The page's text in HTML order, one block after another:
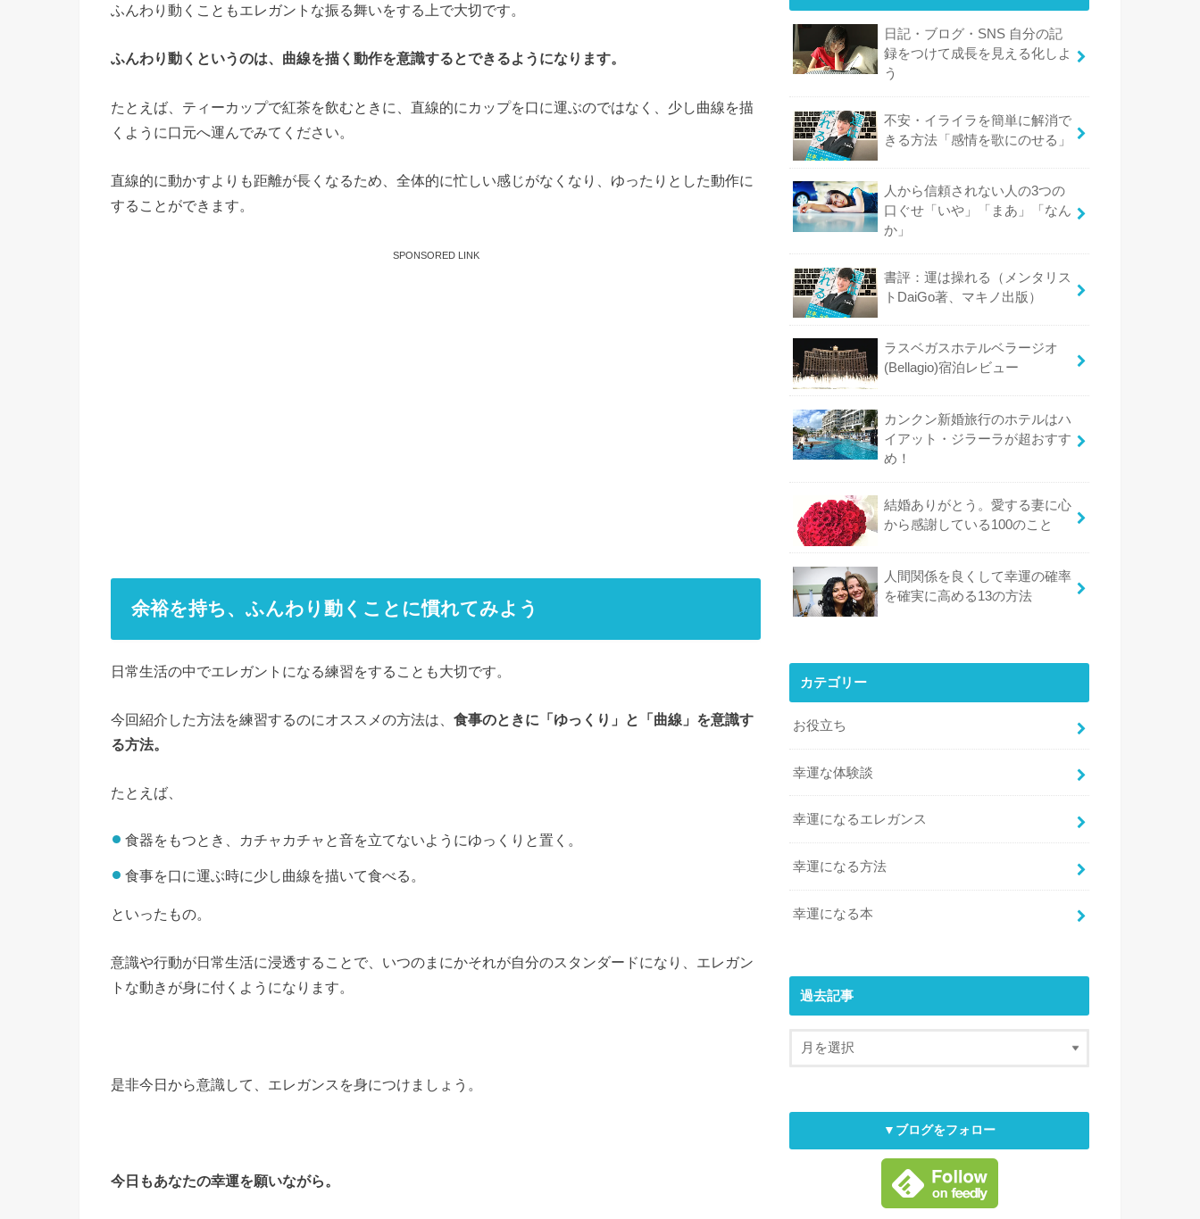
ふんわり動くこともエレガントな振る舞いをする上で大切です。
ふんわり動くというのは、曲線を描く動作を意識するとできるようになります。
たとえば、ティーカップで紅茶を飲むときに、直線的にカップを口に運ぶのではなく、少し曲線を描
くように口元へ運んでみてください。
直線的に動かすよりも距離が長くなるため、全体的に忙しい感じがなくなり、ゆったりとした動作に
することができます。
SPONSORED LINK
余裕を持ち、ふんわり動くことに慣れてみよう
日常生活の中でエレガントになる練習をすることも大切です。
今回紹介した方法を練習するのにオススメの方法は、 食事のときに「ゆっくり」と「曲線」を意識す
る方法。
たとえば、
食器をもつとき、カチャカチャと音を立てないようにゆっくりと置く。
食事を口に運ぶ時に少し曲線を描いて食べる。
といったもの。
意識や行動が日常生活に浸透することで、いつのまにかそれが自分のスタンダードになり、エレガン
トな動きが身に付くようになります。
是非今日から意識して、エレガンスを身につけましょう。
今日もあなたの幸運を願いながら。
日記・ブログ・SNS 自分の記
録をつけて成長を見える化しよ
う
不安・イライラを簡単に解消で
きる方法「感情を歌にのせる」
人から信頼されない人の3つの
口ぐせ「いや」「まあ」「なん
か」
書評：運は操れる（メンタリス
トDaiGo著、マキノ出版）
ラスベガスホテルベラージオ
(Bellagio)宿泊レビュー
カンクン新婚旅行のホテルはハ
イアット・ジラーラが超おすす
め！
結婚ありがとう。愛する妻に心
から感謝している100のこと
人間関係を良くして幸運の確率
を確実に高める13の方法
カテゴリー
お役立ち
幸運な体験談
幸運になるエレガンス
幸運になる方法
幸運になる本
過去記事
▼ブログをフォロー